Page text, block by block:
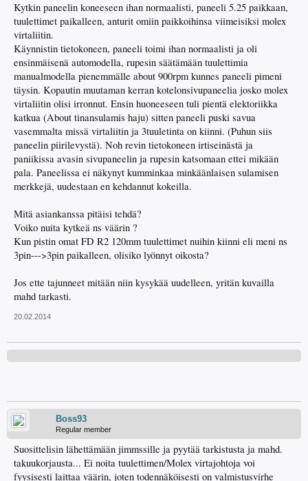
Kytkin paneelin koneeseen ihan normaalisti, paneeli 5.25 paikkaan,
tuulettimet paikalleen, anturit omiin paikkoihinsa viimeisiksi molex
virtaliitin.
Käynnistin tietokoneen, paneeli toimi ihan normaalisti ja oli
ensinmäisenä automodella, rupesin säätämään tuulettimia
manualmodella pienemmälle about 900rpm kunnes paneeli pimeni
täysin. Kopautin muutaman kerran kotelonsivupaneelia josko molex
virtaliitin olisi irronnut. Ensin huoneeseen tuli pientä elektoriikka
katkua (About tinansulamis haju) sitten paneeli puski savua
vasemmalta missä virtaliitin ja 3tuuletinta on kiinni. (Puhun siis
paneelin piirilevystä). Noh revin tietokoneen irtiseinästä ja
paniikissa avasin sivupaneelin ja rupesin katsomaan ettei mikään
pala. Paneelissa ei näkynyt kumminkaa minkäänlaisen sulamisen
merkkejä, uudestaan en kehdannut kokeilla.
Mitä asiankanssa pitäisi tehdä?
Voiko nuita kytkeä ns väärin ?
Kun pistin omat FD R2 120mm tuulettimet nuihin kiinni eli meni ns
3pin--->3pin paikalleen, olisiko lyönnyt oikosta?
Jos ette tajunneet mitään niin kysykää uudelleen, yritän kuvailla
mahd tarkasti.
20.02.2014
Boss93
Regular member
Suosittelisin lähettämään jimmssille ja pyytää tarkistusta ja mahd.
takuukorjausta... Ei noita tuulettimen/Molex virtajohtoja voi
fyysisesti laittaa väärin, joten todennäköisesti on valmistusvirhe